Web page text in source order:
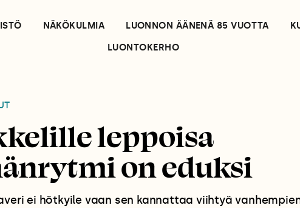
NÄKÖKULMIA LUONNON ÄÄNENÄ 85 VUOTTA
LUONTOKERHO
leppoisa
on eduksi
ei hötkyile vaan sen kannattaa viihtyä